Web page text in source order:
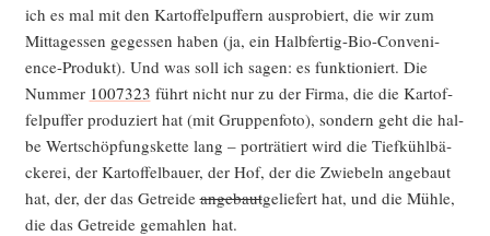
ich es mal mit den Kar­tof­fel­puf­fern aus­pro­biert, die wir zum
Mit­tag­essen geges­sen haben (ja, ein Halb­fer­tig-Bio-Con­ve­ni­
ence-Pro­dukt). Und was soll ich sagen: es funk­tio­niert. Die
Num­mer 1007323 führt nicht nur zu der Fir­ma, die die Kar­tof­
fel­puf­fer pro­du­ziert hat (mit Grup­pen­fo­to), son­dern geht die hal­
be Wert­schöp­fungs­ket­te lang – por­trä­tiert wird die Tief­kühl­bä­
cke­rei, der Kar­tof­fel­bau­er, der Hof, der die Zwie­beln ange­baut
hat, der, der das Getrei­deange­bautgelie­fert hat, und die Müh­le,
die das Getrei­de gemah­len hat.